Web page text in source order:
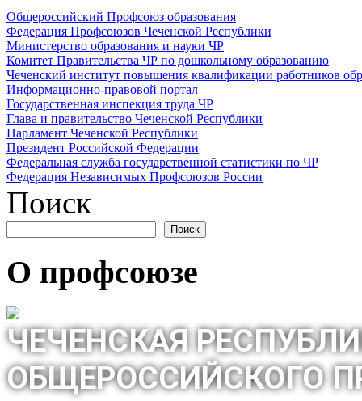
Общероссийский Профсоюз образования
Федерация Профсоюзов Чеченской Республики
Министерство образования и науки ЧР
Комитет Правительства ЧР по дошкольному образованию
Чеченский институт повышения квалификации работников
Информационно-правовой портал
Государственная инспекция труда ЧР
Глава и правительство Чеченской Республики
Парламент Чеченской Республики
Президент Российской Федерации
Федеральная служба государственной статистики по ЧР
Федерация Независимых Профсоюзов России
Поиск
Поиск
О профсоюзе
ЧЕЧЕНСКАЯ
ОБЩЕРОССИЙСКОГО